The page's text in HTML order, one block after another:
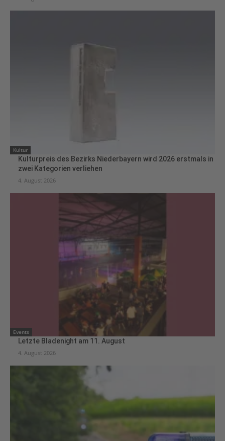
Kultur
Kulturpreis des Bezirks Niederbayern wird 2026 erstmals in
zwei Kategorien verliehen
4. August 2026
Events
Letzte Bladenight am 11. August
4. August 2026